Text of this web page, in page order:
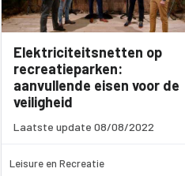
Elektriciteitsnetten op
recreatieparken:
aanvullende eisen voor de
veiligheid
Laatste update 08/08/2022
Leisure en Recreatie